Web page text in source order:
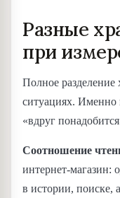
Разные
при
Полное
ситуациях.
«вдруг
Соотношение
интернет-магазин:
в истории, поиске,